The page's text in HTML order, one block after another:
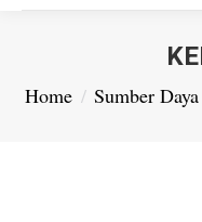
You are here:
Home Sumber Daya